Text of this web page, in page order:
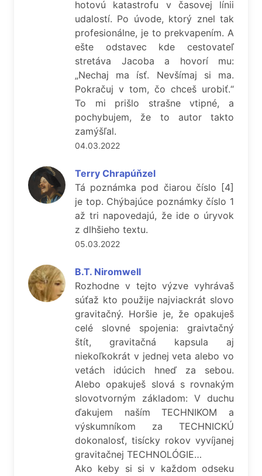
hotovú katastrofu v časovej línii
udalostí. Po úvode, ktorý znel tak
profesionálne, je to prekvapením. A
ešte odstavec kde cestovateľ
stretáva Jacoba a hovorí mu:
„Nechaj ma ísť. Nevšímaj si ma.
Pokračuj v tom, čo chceš urobiť.“
To mi prišlo strašne vtipné, a
pochybujem, že to autor takto
zamýšľal.
04.03.2022
Terry Chrapúňzel
Tá poznámka pod čiarou číslo [4]
je top. Chýbajúce poznámky číslo 1
až tri napovedajú, že ide o úryvok
z dlhšieho textu.
05.03.2022
B.T. Niromwell
Rozhodne v tejto výzve vyhrávaš
súťaž kto použije najviackrát slovo
gravitačný. Horšie je, že opakuješ
celé slovné spojenia: graivtačný
štít, gravitačná kapsula aj
niekoľkokrát v jednej veta alebo vo
vetách idúcich hneď za sebou.
Alebo opakuješ slová s rovnakým
slovotvorným základom: V duchu
ďakujem naším TECHNIKOM a
výskumníkom za TECHNICKÚ
dokonalosť, tisícky rokov vyvíjanej
gravitačnej TECHNOLÓGIE…
Ako keby si si v každom odseku